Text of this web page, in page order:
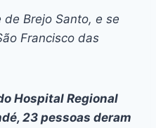
Brejo Santo, e se
Francisco das
Hospital Regional
23 pessoas deram